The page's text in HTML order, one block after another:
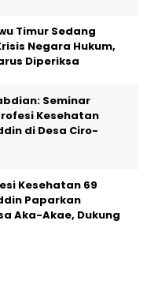
Timur Sedang
Negara Hukum,
Diperiksa
Seminar
Kesehatan
di Desa Ciro-
Kesehatan 69
Paparkan
Aka-Akae, Dukung